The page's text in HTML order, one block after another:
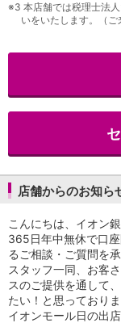
イオン銀行PayB
イオングループアプリ
支払・入金TOP
AEON Pay
自動入金サービス
スマホ決済アプリ
サービス
Myステージ
相続・税務のご相談
電子マネーWAON
セキュリティ
インボイス
※3 本店舗では税理士法
いをいたします。（ご
店舗からのお知ら
こんにちは、イオン
365日年中無休で口
るご相談・ご質問を
スタッフ一同、お客
スのご提供を通して
たい！と思っておりま
イオンモール日の出